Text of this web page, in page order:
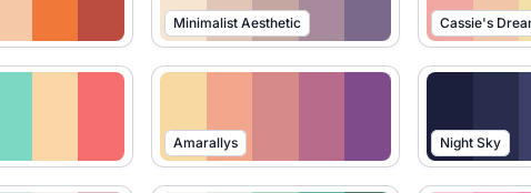
Minimalist Aesthetic Cassie's
Amarallys Night Sky